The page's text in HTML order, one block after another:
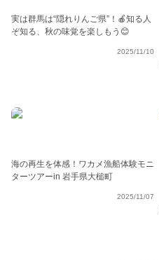
実は群馬は“隠れりんご県”！🍎知る人
ぞ知る、秋の味覚を楽しもう😊
2025/11/10
海の再生を体感！ワカメ漁船体験モニ
ターツアーin 岩手県大槌町
2025/11/07